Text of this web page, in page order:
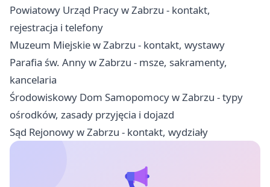
Powiatowy Urząd Pracy w Zabrzu - kontakt,
rejestracja i telefony
Muzeum Miejskie w Zabrzu - kontakt, wystawy
Parafia św. Anny w Zabrzu - msze, sakramenty,
kancelaria
Środowiskowy Dom Samopomocy w Zabrzu - typy
ośrodków, zasady przyjęcia i dojazd
Sąd Rejonowy w Zabrzu - kontakt, wydziały